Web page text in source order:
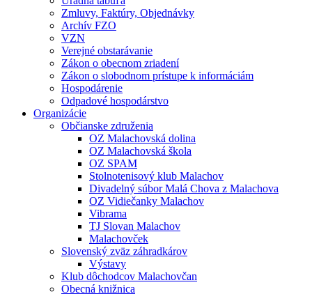
Zmluvy, Faktúry, Objednávky
Archív FZO
VZN
Verejné obstarávanie
Zákon o obecnom zriadení
Zákon o slobodnom prístupe k informáciám
Hospodárenie
Odpadové hospodárstvo
Organizácie
Občianske združenia
OZ Malachovská dolina
OZ Malachovská škola
OZ SPAM
Stolnotenisový klub Malachov
Divadelný súbor Malá Chova z Malachova
OZ Vidiečanky Malachov
Vibrama
TJ Slovan Malachov
Malachovček
Slovenský zväz záhradkárov
Výstavy
Klub dôchodcov Malachovčan
Obecná knižnica